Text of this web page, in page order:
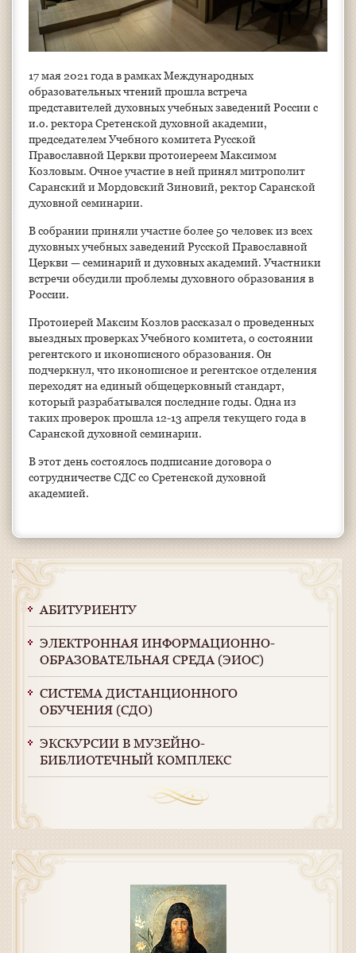
17 мая 2021 года в рамках Международных
образовательных чтений прошла встреча
представителей духовных учебных заведений России с
и.о. ректора Сретенской духовной академии,
председателем Учебного комитета Русской
Православной Церкви протоиереем Максимом
Козловым. Очное участие в ней принял митрополит
Саранский и Мордовский Зиновий, ректор Саранской
духовной семинарии.
В собрании приняли участие более 50 человек из всех
духовных учебных заведений Русской Православной
Церкви — семинарий и духовных академий. Участники
встречи обсудили проблемы духовного образования в
России.
Протоиерей Максим Козлов рассказал о проведенных
выездных проверках Учебного комитета, о состоянии
регентского и иконописного образования. Он
подчеркнул, что иконописное и регентское отделения
переходят на единый общецерковный стандарт,
который разрабатывался последние годы. Одна из
таких проверок прошла 12-13 апреля текущего года в
Саранской духовной семинарии.
В этот день состоялось подписание договора о
сотрудничестве СДС со Сретенской духовной
академией.
АБИТУРИЕНТУ
ЭЛЕКТРОННАЯ ИНФОРМАЦИОННО-
ОБРАЗОВАТЕЛЬНАЯ СРЕДА (ЭИОС)
СИСТЕМА ДИСТАНЦИОННОГО
ОБУЧЕНИЯ (СДО)
ЭКСКУРСИИ В МУЗЕЙНО-
БИБЛИОТЕЧНЫЙ КОМПЛЕКС